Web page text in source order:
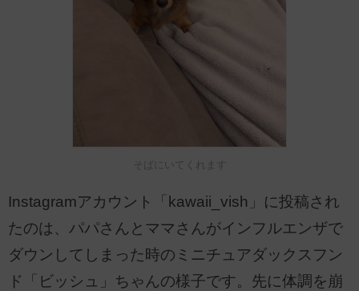
そばにいてくれます
Instagramアカウント「kawaii_vish」に投稿され
たのは、パパさんとママさんがインフルエンザで
ダウンしてしまった時のミニチュアダックスフン
ド「ビッシュ」ちゃんの様子です。先に体調を崩